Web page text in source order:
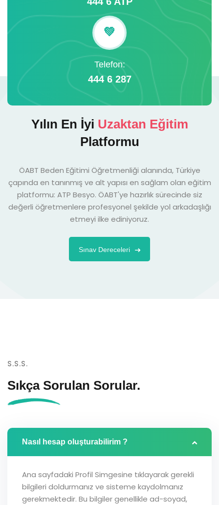
💚
Telefon:
444 6 287
Yılın En İyi Uzaktan Eğitim
Platformu
ÖABT Beden Eğitimi Öğretmenliği alanında, Türkiye
çapında en tanınmış ve alt yapısı en sağlam olan eğitim
platformu: ATP Besyo. ÖABT'ye hazırlık sürecinde siz
değerli öğretmenlere profesyonel şekilde yol arkadaşlığı
etmeyi ilke ediniyoruz.
Sınav Dereceleri
S.S.S.
Sıkça Sorulan Sorular.
Nasıl hesap oluşturabilirim ?
Ana sayfadaki Profil Simgesine tıklayarak gerekli
bilgileri doldurmanız ve sisteme kaydolmanız
gerekmektedir. Bu bilgiler genellikle ad-soyad,